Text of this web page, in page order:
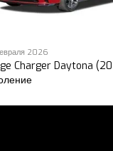
2026
Charger Daytona